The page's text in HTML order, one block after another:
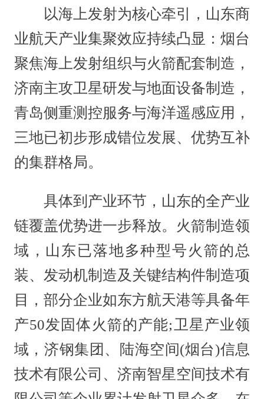
以海上发射为核心牵引，山东商
业航天产业集聚效应持续凸显：烟台
聚焦海上发射组织与火箭配套制造，
济南主攻卫星研发与地面设备制造，
青岛侧重测控服务与海洋遥感应用，
三地已初步形成错位发展、优势互补
的集群格局。
具体到产业环节，山东的全产业
链覆盖优势进一步释放。火箭制造领
域，山东已落地多种型号火箭的总
装、发动机制造及关键结构件制造项
目，部分企业如东方航天港等具备年
产50发固体火箭的产能;卫星产业领
域，济钢集团、陆海空间(烟台)信息
技术有限公司、济南智星空间技术有